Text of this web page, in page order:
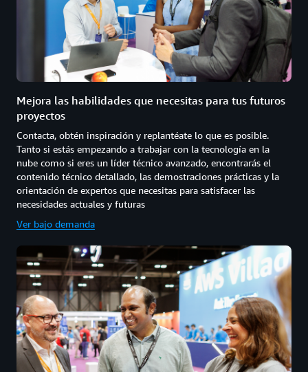
Mejora las habilidades que necesitas para tus futuros
proyectos
Contacta, obtén inspiración y replantéate lo que es posible.
Tanto si estás empezando a trabajar con la tecnología en la
nube como si eres un líder técnico avanzado, encontrarás el
contenido técnico detallado, las demostraciones prácticas y la
orientación de expertos que necesitas para satisfacer las
necesidades actuales y futuras
Ver bajo demanda